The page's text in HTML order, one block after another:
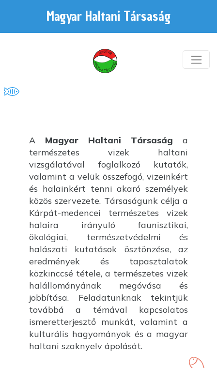
Magyar Haltani Társaság
A Magyar Haltani Társaság a
természetes vizek haltani
vizsgálatával foglalkozó kutatók,
valamint a velük összefogó, vizeinkért
és halainkért tenni akaró személyek
közös szervezete. Társaságunk célja a
Kárpát-medencei természetes vizek
halaira irányuló faunisztikai,
ökológiai, természetvédelmi és
halászati kutatások ösztönzése, az
eredmények és tapasztalatok
közkinccsé tétele, a természetes vizek
halállományának megóvása és
jobbítása. Feladatunknak tekintjük
továbbá a témával kapcsolatos
ismeretterjesztő munkát, valamint a
kulturális hagyományok és a magyar
haltani szaknyelv ápolását.